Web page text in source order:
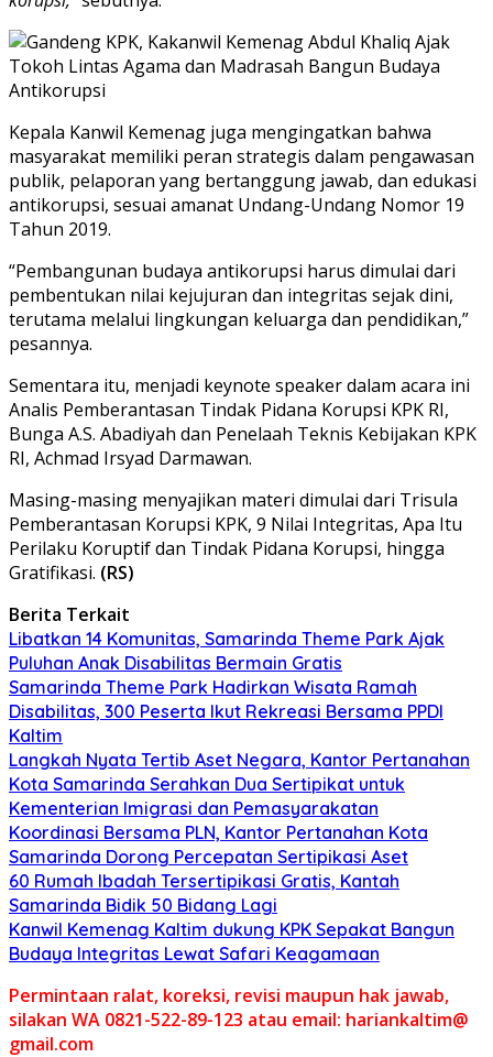
Kepala Kanwil Kemenag juga mengingatkan bahwa
masyarakat memiliki peran strategis dalam pengawasan
publik, pelaporan yang bertanggung jawab, dan edukasi
antikorupsi, sesuai amanat Undang-Undang Nomor 19
Tahun 2019.
“Pembangunan budaya antikorupsi harus dimulai dari
pembentukan nilai kejujuran dan integritas sejak dini,
terutama melalui lingkungan keluarga dan pendidikan,”
pesannya.
Sementara itu, menjadi keynote speaker dalam acara ini
Analis Pemberantasan Tindak Pidana Korupsi KPK RI,
Bunga A.S. Abadiyah dan Penelaah Teknis Kebijakan KPK
RI, Achmad Irsyad Darmawan.
Masing-masing menyajikan materi dimulai dari Trisula
Pemberantasan Korupsi KPK, 9 Nilai Integritas, Apa Itu
Perilaku Koruptif dan Tindak Pidana Korupsi, hingga
Gratifikasi. (RS)
Berita Terkait
Libatkan 14 Komunitas, Samarinda Theme Park Ajak
Puluhan Anak Disabilitas Bermain Gratis
Samarinda Theme Park Hadirkan Wisata Ramah
Disabilitas, 300 Peserta Ikut Rekreasi Bersama PPDI
Kaltim
Langkah Nyata Tertib Aset Negara, Kantor Pertanahan
Kota Samarinda Serahkan Dua Sertipikat untuk
Kementerian Imigrasi dan Pemasyarakatan
Koordinasi Bersama PLN, Kantor Pertanahan Kota
Samarinda Dorong Percepatan Sertipikasi Aset
60 Rumah Ibadah Tersertipikasi Gratis, Kantah
Samarinda Bidik 50 Bidang Lagi
Kanwil Kemenag Kaltim dukung KPK Sepakat Bangun
Budaya Integritas Lewat Safari Keagamaan
Permintaan ralat, koreksi, revisi maupun hak jawab,
silakan WA 0821-522-89-123 atau email: hariankaltim@
gmail.com